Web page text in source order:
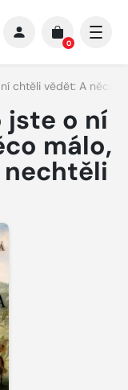
0
chtěli vědět: A něco
jste o ní
málo,